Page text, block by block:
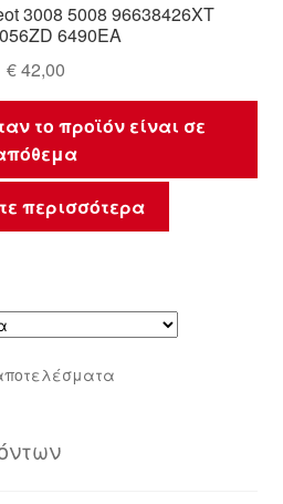
3008 5008 96638426XT
6490EA
€42,00
το προϊόν είναι σε
περισσότερα
Sorted